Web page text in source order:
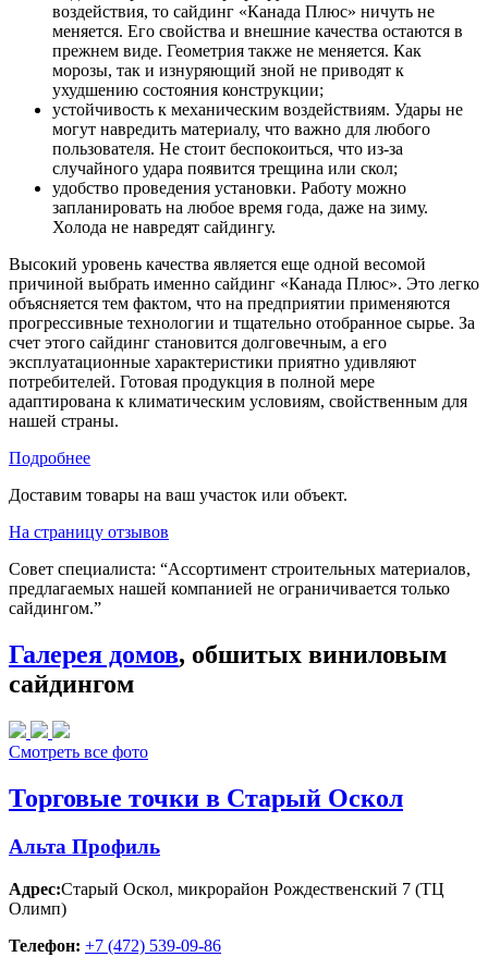
воздействия, то сайдинг «Канада Плюс» ничуть не
меняется. Его свойства и внешние качества остаются в
прежнем виде. Геометрия также не меняется. Как
морозы, так и изнуряющий зной не приводят к
ухудшению состояния конструкции;
устойчивость к механическим воздействиям. Удары не
могут навредить материалу, что важно для любого
пользователя. Не стоит беспокоиться, что из-за
случайного удара появится трещина или скол;
удобство проведения установки. Работу можно
запланировать на любое время года, даже на зиму.
Холода не навредят сайдингу.
Высокий уровень качества является еще одной весомой
причиной выбрать именно сайдинг «Канада Плюс». Это легко
объясняется тем фактом, что на предприятии применяются
прогрессивные технологии и тщательно отобранное сырье. За
счет этого сайдинг становится долговечным, а его
эксплуатационные характеристики приятно удивляют
потребителей. Готовая продукция в полной мере
адаптирована к климатическим условиям, свойственным для
нашей страны.
Подробнее
Доставим товары на ваш участок или объект.
На страницу отзывов
Совет специалиста: “Ассортимент строительных материалов,
предлагаемых нашей компанией не ограничивается только
сайдингом.”
Галерея домов, обшитых виниловым
сайдингом
Смотреть все фото
Торговые точки в Старый Оскол
Альта Профиль
Адрес:Старый Оскол, микрорайон Рождественский 7 (ТЦ
Олимп)
Телефон: +7 (472) 539-09-86